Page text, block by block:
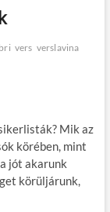
vers verslavina
Mik az
körében, mint
jót akarunk
körüljárunk,